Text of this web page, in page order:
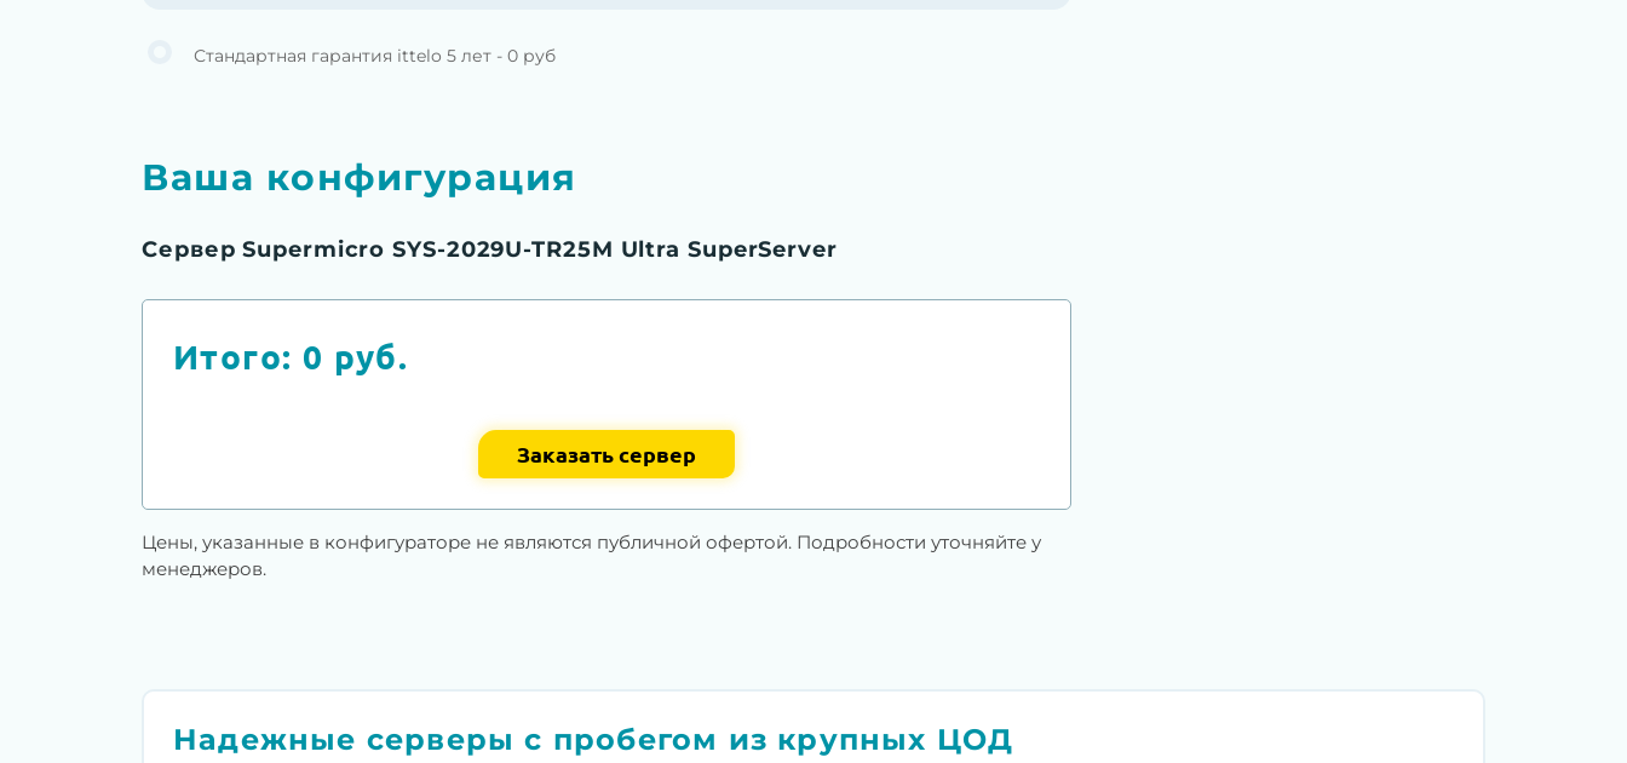
Стандартная гарантия ittelo 5 лет - 0 руб
Ваша конфигурация
Сервер Supermicro SYS-2029U-TR25M Ultra SuperServer
Итого: 0 руб.
Заказать сервер
Цены, указанные в конфигураторе не являются публичной офертой. Подробности уточняйте у
менеджеров.
Надежные серверы с пробегом из крупных ЦОД